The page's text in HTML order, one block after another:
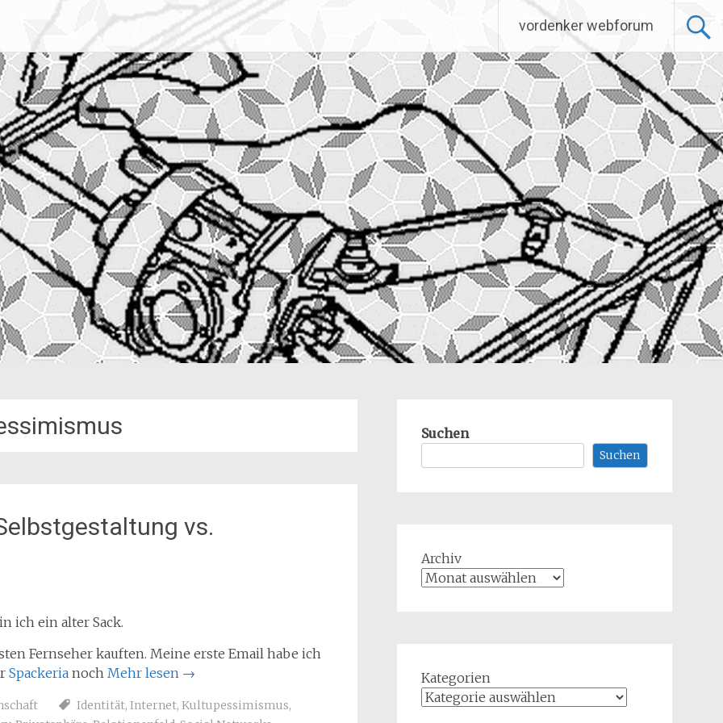
vordenker webforum
vs.
ich ein alter Sack.
Fernseher kauften. Meine erste Email habe ich
Spackeria noch Mehr lesen →
Identität, Internet, Kultupessimismus,
Suchen
Suchen
Archiv
Kategorien